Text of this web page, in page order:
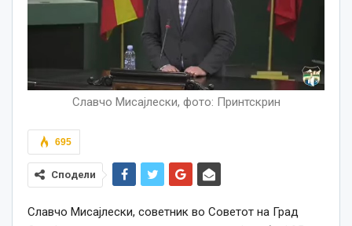
Славчо Мисајлески, фото: Принтскрин
695
Сподели
Славчо Мисајлески, советник во Советот на Град